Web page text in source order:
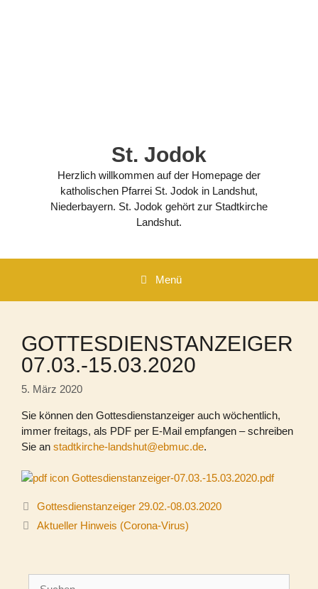
St. Jodok
Herzlich willkommen auf der Homepage der
katholischen Pfarrei St. Jodok in Landshut,
Niederbayern. St. Jodok gehört zur Stadtkirche
Landshut.
Menü
GOTTESDIENSTANZEIGER
07.03.-15.03.2020
5. März 2020
Sie können den Gottesdienstanzeiger auch wöchentlich,
immer freitags, als PDF per E-Mail empfangen – schreiben
Sie an stadtkirche-landshut@ebmuc.de.
Gottesdienstanzeiger-07.03.-15.03.2020.pdf
Gottesdienstanzeiger 29.02.-08.03.2020
Aktueller Hinweis (Corona-Virus)